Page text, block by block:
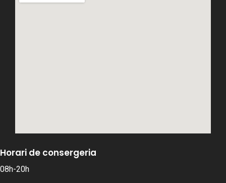
Horari de consergeria
08h-20h